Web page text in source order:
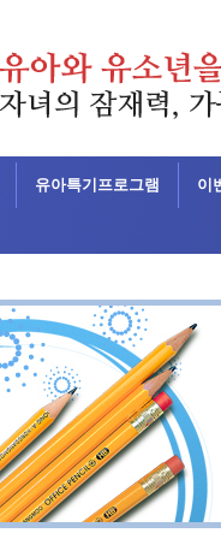
유아특기프로그램 이